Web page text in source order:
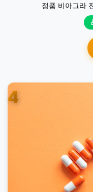
정품 비아그라
4